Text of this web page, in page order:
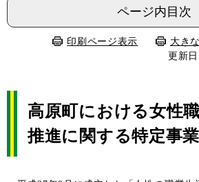
ページ内目次
印刷ページ表示
大き
更新
高原町における女性
推進に関する特定事